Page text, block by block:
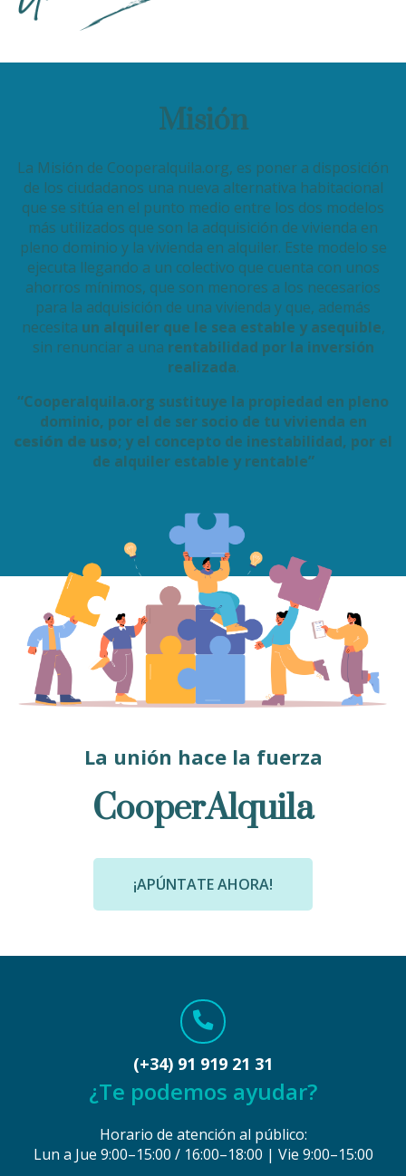
Misión
La Misión de Cooperalquila.org, es poner a disposición
de los ciudadanos una nueva alternativa habitacional
que se sitúa en el punto medio entre los dos modelos
más utilizados que son la adquisición de vivienda en
pleno dominio y la vivienda en alquiler. Este modelo se
ejecuta llegando a un colectivo que cuenta con unos
ahorros mínimos, que son menores a los necesarios
para la adquisición de una vivienda y que, además
necesita un alquiler que le sea estable y asequible,
sin renunciar a una rentabilidad por la inversión
realizada.
“Cooperalquila.org sustituye la propiedad en pleno
dominio, por el de ser socio de tu vivienda en
cesión de uso; y el concepto de inestabilidad, por el
de alquiler estable y rentable”
La unión hace la fuerza
CooperAlquila
¡APÚNTATE AHORA!
(+34) 91 919 21 31
¿Te podemos ayudar?
Horario de atención al público:
Lun a Jue 9:00–15:00 / 16:00–18:00 | Vie 9:00–15:00